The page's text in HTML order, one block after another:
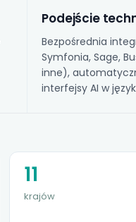
Podejście
Bezpośrednia
Symfonia, Sage,
inne),
interfejsy AI w
11
krajów